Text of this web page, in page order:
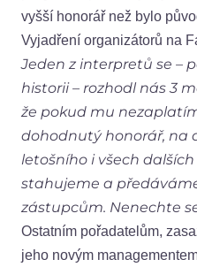
vyšší honorář než bylo
Vyjadření organizátorů na
Jeden z interpretů se –
historii – rozhodl nás 3
že pokud mu
dohodnutý honorář, na
letošního i všech
stahujeme a
zástupcům. Nenechte
Ostatním pořadatelům,
jeho novým